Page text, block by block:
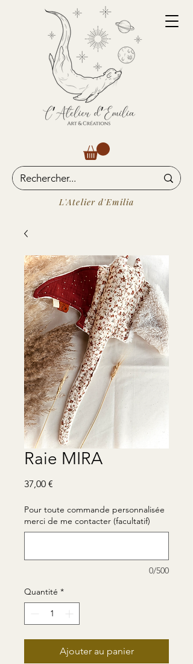
L'Atelier d'Emilia
Raie MIRA
37,00 €
Pour toute commande personnalisée
merci de me contacter (facultatif)
0/500
Quantité *
Ajouter au panier